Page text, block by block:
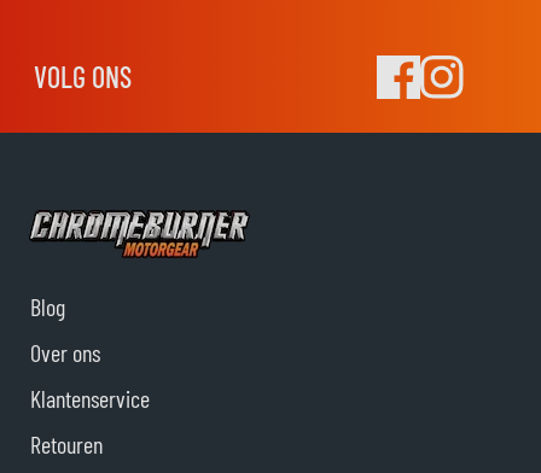
VOLG ONS
Blog
Over ons
Klantenservice
Retouren